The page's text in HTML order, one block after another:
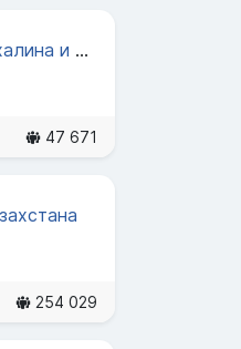
SakhOnline - новости Сахалина и Курил
47 671
254 029